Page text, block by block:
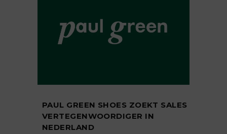
PAUL GREEN SHOES ZOEKT SALES
VERTEGENWOORDIGER IN
NEDERLAND